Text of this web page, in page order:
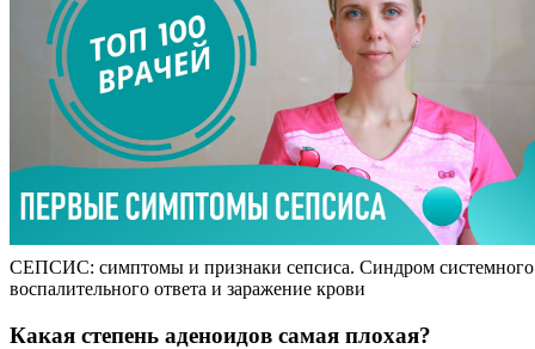
СЕПСИС: симптомы и признаки сепсиса. Синдром системного
воспалительного ответа и заражение крови
Какая степень аденоидов самая плохая?